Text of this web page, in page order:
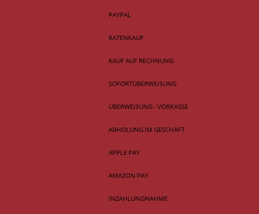
PAYPAL
RATENKAUF
KAUF AUF RECHNUNG
SOFORTÜBERWEISUNG
ÜBERWEISUNG - VORKASSE
ABHOLUNG IM GESCHÄFT
APPLE PAY
AMAZON PAY
INZAHLUNGNAHME